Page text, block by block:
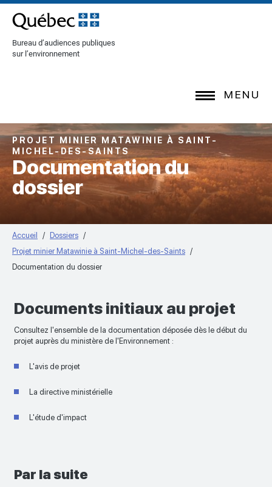
[Common.SkipToContent]
Bureau d’audiences publiques
sur l’environnement
MENU
PROJET MINIER MATAWINIE À SAINT-
MICHEL-DES-SAINTS
Documentation du
dossier
Accueil
Dossiers
Projet minier Matawinie à Saint-Michel-des-Saints
Documentation du dossier
Documents initiaux au projet
Consultez l'ensemble de la documentation déposée dès le début du
projet auprès du ministère de l'Environnement :
L'avis de projet
La directive ministérielle
L'étude d'impact
Par la suite